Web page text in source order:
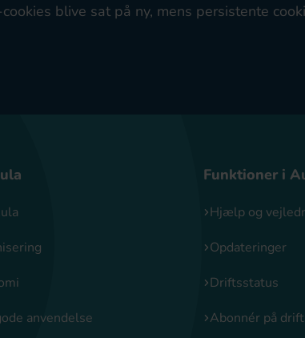
blive sat på ny, mens persistente
anvendelse
Funktioner i
Hjælp og
Opdateringer
Driftsstatus
Abonnér på